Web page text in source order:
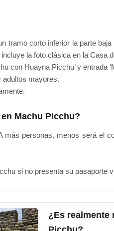
tramo corto inferior la parte
la foto clásica en la Casa
con Huayna Picchu’ y entrada
adultos mayores.
Machu Picchu?
más personas, menos será el
si no presenta su
¿Es realmente